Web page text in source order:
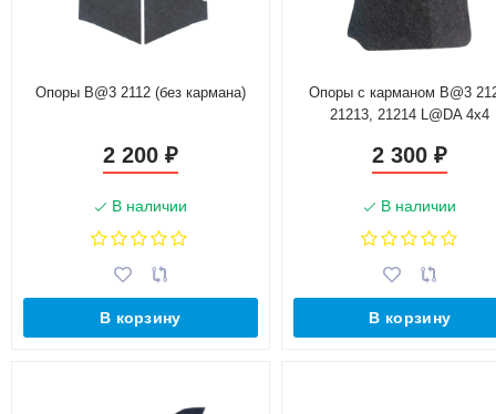
Опоры B@3 2112 (без кармана)
2 200 ₽
В наличии
В корзину
Опоры с карманом B@3
21213, 21214 L@DA 4х4
2 300₽
В наличии
В корзину